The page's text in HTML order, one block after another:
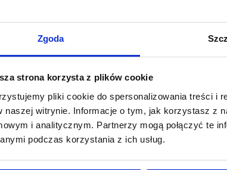
Zgoda
strona korzysta z plików cookie
pliki cookie do spersonalizowania treści i
naszej witrynie. Informacje o tym, jak korzystasz z
i analitycznym. Partnerzy mogą połączyć te
podczas korzystania z ich usług.
Już od początku miesiąca klienci
rozwiązanie jeszcze bardziej zwiększy
im czas.